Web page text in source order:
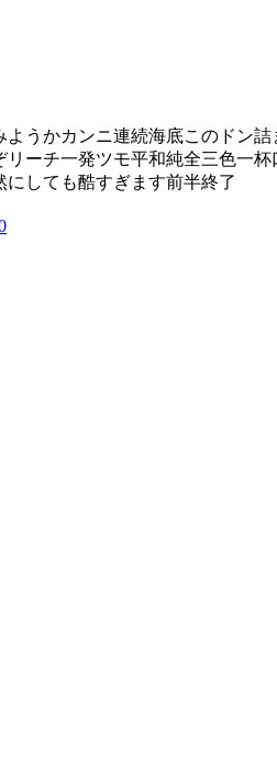
うかカンニ連続海底このドン
ーチ一発ツモ平和純全三色一
しても酷すぎます前半終了